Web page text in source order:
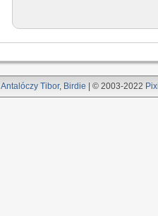
Antalóczy Tibor, Birdie | © 2003-2022